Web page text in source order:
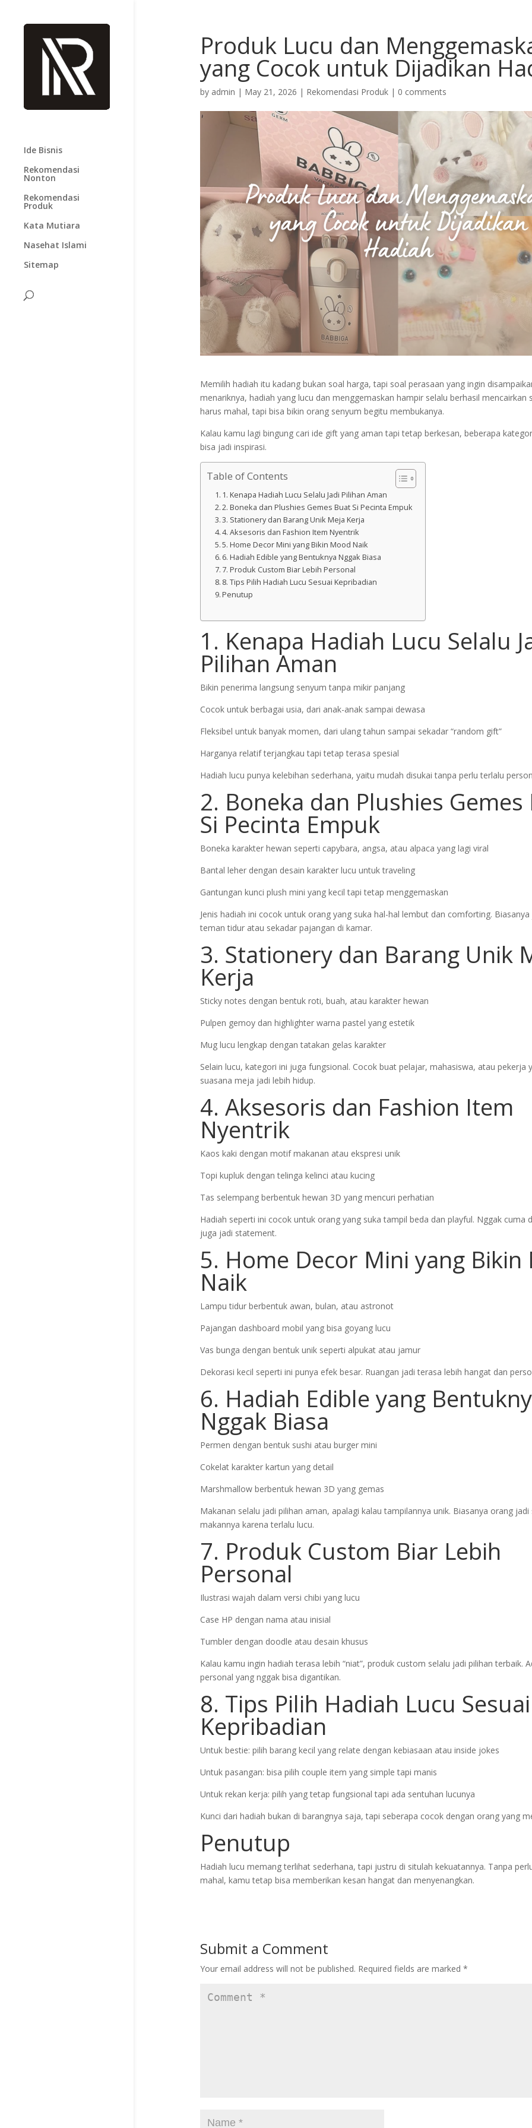
Ide Bisnis
Rekomendasi
Nonton
Rekomendasi
Produk
Kata Mutiara
Nasehat Islami
Sitemap
Produk Lucu dan
yang Cocok untuk Dijadikan
by admin | May 21, 2026 | Rekomendasi Produk| 0 comments
Memilih hadiah itu kadang bukan soal harga, tapi soal perasaan yang ingin
menariknya, hadiah yang lucu dan menggemaskan hampir selalu berhasil mencairkan
harus mahal, tapi bisa bikin orang senyum begitu membukanya.
Kalau kamu lagi bingung cari ide gift yang aman tapi tetap berkesan, beberapa
bisa jadi inspirasi.
Table of Contents
1. Kenapa Hadiah Lucu Selalu Jadi Pilihan Aman
2. Boneka dan Plushies Gemes Buat Si Pecinta Empuk
3. Stationery dan Barang Unik Meja Kerja
4. Aksesoris dan Fashion Item Nyentrik
5. Home Decor Mini yang Bikin Mood Naik
6. Hadiah Edible yang Bentuknya Nggak Biasa
7. Produk Custom Biar Lebih Personal
8. Tips Pilih Hadiah Lucu Sesuai Kepribadian
Penutup
1. Kenapa Hadiah Lucu Selalu
Pilihan Aman
Bikin penerima langsung senyum tanpa mikir panjang
Cocok untuk berbagai usia, dari anak-anak sampai dewasa
Fleksibel untuk banyak momen, dari ulang tahun sampai sekadar “random gift”
Harganya relatif terjangkau tapi tetap terasa spesial
Hadiah lucu punya kelebihan sederhana, yaitu mudah disukai tanpa perlu terlalu
2. Boneka dan Plushies Gemes
Si Pecinta Empuk
Boneka karakter hewan seperti capybara, angsa, atau alpaca yang lagi viral
Bantal leher dengan desain karakter lucu untuk traveling
Gantungan kunci plush mini yang kecil tapi tetap menggemaskan
Jenis hadiah ini cocok untuk orang yang suka hal-hal lembut dan comforting.
teman tidur atau sekadar pajangan di kamar.
3. Stationery dan Barang Unik
Kerja
Sticky notes dengan bentuk roti, buah, atau karakter hewan
Pulpen gemoy dan highlighter warna pastel yang estetik
Mug lucu lengkap dengan tatakan gelas karakter
Selain lucu, kategori ini juga fungsional. Cocok buat pelajar, mahasiswa, atau pekerja
suasana meja jadi lebih hidup.
4. Aksesoris dan Fashion Item
Nyentrik
Kaos kaki dengan motif makanan atau ekspresi unik
Topi kupluk dengan telinga kelinci atau kucing
Tas selempang berbentuk hewan 3D yang mencuri perhatian
Hadiah seperti ini cocok untuk orang yang suka tampil beda dan playful. Nggak cuma
juga jadi statement.
5. Home Decor Mini yang Bikin
Naik
Lampu tidur berbentuk awan, bulan, atau astronot
Pajangan dashboard mobil yang bisa goyang lucu
Vas bunga dengan bentuk unik seperti alpukat atau jamur
Dekorasi kecil seperti ini punya efek besar. Ruangan jadi terasa lebih hangat dan
6. Hadiah Edible yang
Nggak Biasa
Permen dengan bentuk sushi atau burger mini
Cokelat karakter kartun yang detail
Marshmallow berbentuk hewan 3D yang gemas
Makanan selalu jadi pilihan aman, apalagi kalau tampilannya unik. Biasanya orang jadi
makannya karena terlalu lucu.
7. Produk Custom Biar Lebih
Personal
Ilustrasi wajah dalam versi chibi yang lucu
Case HP dengan nama atau inisial
Tumbler dengan doodle atau desain khusus
Kalau kamu ingin hadiah terasa lebih “niat”, produk custom selalu jadi pilihan terbaik.
personal yang nggak bisa digantikan.
8. Tips Pilih Hadiah Lucu Sesuai
Kepribadian
Untuk bestie: pilih barang kecil yang relate dengan kebiasaan atau inside jokes
Untuk pasangan: bisa pilih couple item yang simple tapi manis
Untuk rekan kerja: pilih yang tetap fungsional tapi ada sentuhan lucunya
Kunci dari hadiah bukan di barangnya saja, tapi seberapa cocok dengan orang yang
Penutup
Hadiah lucu memang terlihat sederhana, tapi justru di situlah kekuatannya. Tanpa
mahal, kamu tetap bisa memberikan kesan hangat dan menyenangkan.
Submit a Comment
Your email address will not be published. Required fields are marked *